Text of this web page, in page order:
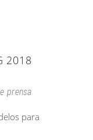
2018
prensa
para